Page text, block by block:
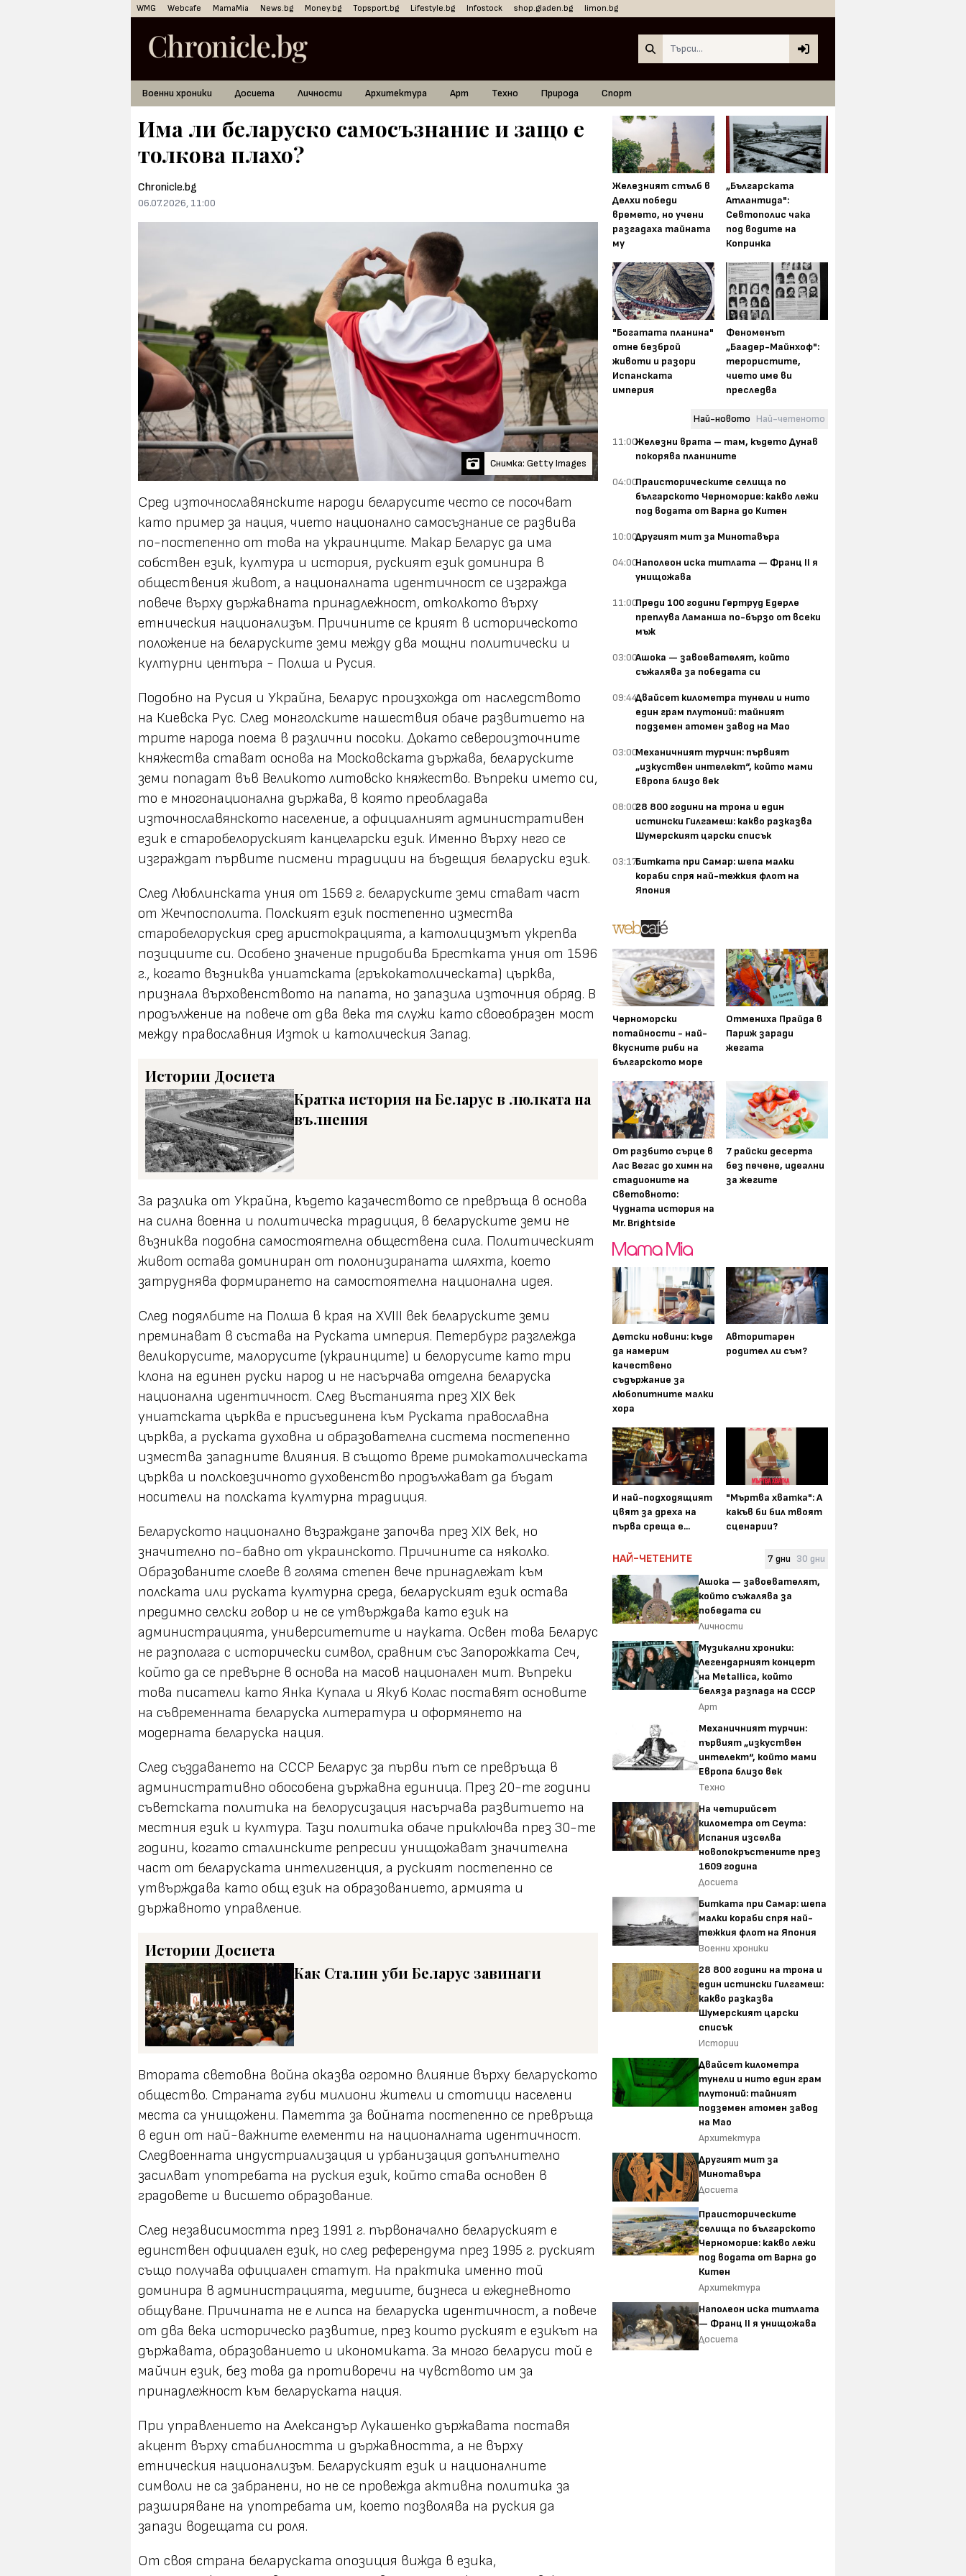
WMG Webcafe MamaMia News.bg Money.bg Topsport.bg Lifestyle.bg Infostock shop.gladen.bg limon.bg
Военни хроники Досиета Личности Архитектура Арт Техно Природа Спорт
Има ли беларуско самосъзнание и защо е
толкова плахо?
Chronicle.bg
06.07.2026, 11:00
Снимка: Getty Images
Сред източнославянските народи беларусите често се посочват
като пример за нация, чието национално самосъзнание се развива
по-постепенно от това на украинците. Макар Беларус да има
собствен език, култура и история, руският език доминира в
обществения живот, а националната идентичност се изгражда
повече върху държавната принадлежност, отколкото върху
етническия национализъм. Причините се крият в историческото
положение на беларуските земи между два мощни политически и
културни центъра - Полша и Русия.
Подобно на Русия и Украйна, Беларус произхожда от наследството
на Киевска Рус. След монголските нашествия обаче развитието на
трите народа поема в различни посоки. Докато североизточните
княжества стават основа на Московската държава, беларуските
земи попадат във Великото литовско княжество. Въпреки името си,
то е многонационална държава, в която преобладава
източнославянското население, а официалният административен
език е старобелоруският канцеларски език. Именно върху него се
изграждат първите писмени традиции на бъдещия беларуски език.
След Люблинската уния от 1569 г. беларуските земи стават част
от Жечпосполита. Полският език постепенно измества
старобелоруския сред аристокрацията, а католицизмът укрепва
позициите си. Особено значение придобива Брестката уния от 1596
г., когато възниква униатската (гръкокатолическата) църква,
признала върховенството на папата, но запазила източния обряд. В
продължение на повече от два века тя служи като своеобразен мост
между православния Изток и католическия Запад.
Истории Досиета
Кратка история на Беларус в люлката на
вълнения
За разлика от Украйна, където казачеството се превръща в основа
на силна военна и политическа традиция, в беларуските земи не
възниква подобна самостоятелна обществена сила. Политическият
живот остава доминиран от полонизираната шляхта, което
затруднява формирането на самостоятелна национална идея.
След подялбите на Полша в края на XVIII век беларуските земи
преминават в състава на Руската империя. Петербург разглежда
великорусите, малорусите (украинците) и белорусите като три
клона на единен руски народ и не насърчава отделна беларуска
национална идентичност. След въстанията през XIX век
униатската църква е присъединена към Руската православна
църква, а руската духовна и образователна система постепенно
измества западните влияния. В същото време римокатолическата
църква и полскоезичното духовенство продължават да бъдат
носители на полската културна традиция.
Беларуското национално възраждане започва през XIX век, но
значително по-бавно от украинското. Причините са няколко.
Образованите слоеве в голяма степен вече принадлежат към
полската или руската културна среда, беларуският език остава
предимно селски говор и не се утвърждава като език на
администрацията, университетите и науката. Освен това Беларус
не разполага с исторически символ, сравним със Запорожката Сеч,
който да се превърне в основа на масов национален мит. Въпреки
това писатели като Янка Купала и Якуб Колас поставят основите
на съвременната беларуска литература и оформянето на
модерната беларуска нация.
След създаването на СССР Беларус за първи път се превръща в
административно обособена държавна единица. През 20-те години
съветската политика на белорусизация насърчава развитието на
местния език и култура. Тази политика обаче приключва през 30-те
години, когато сталинските репресии унищожават значителна
част от беларуската интелигенция, а руският постепенно се
утвърждава като общ език на образованието, армията и
държавното управление.
Истории Досиета
Как Сталин уби Беларус завинаги
Втората световна война оказва огромно влияние върху беларуското
общество. Страната губи милиони жители и стотици населени
места са унищожени. Паметта за войната постепенно се превръща
в един от най-важните елементи на националната идентичност.
Следвоенната индустриализация и урбанизация допълнително
засилват употребата на руския език, който става основен в
градовете и висшето образование.
След независимостта през 1991 г. първоначално беларуският е
единствен официален език, но след референдума през 1995 г. руският
също получава официален статут. На практика именно той
доминира в администрацията, медиите, бизнеса и ежедневното
общуване. Причината не е липса на беларуска идентичност, а повече
от два века историческо развитие, през които руският е езикът на
държавата, образованието и икономиката. За много беларуси той е
майчин език, без това да противоречи на чувството им за
принадлежност към беларуската нация.
При управлението на Александър Лукашенко държавата поставя
акцент върху стабилността и държавността, а не върху
етническия национализъм. Беларуският език и националните
символи не са забранени, но не се провежда активна политика за
разширяване на употребата им, което позволява на руския да
запази водещата си роля.
От своя страна беларуската опозиция вижда в езика,
Железният стълб в
Делхи победи
времето, но учени
разгадаха тайната
му
„Българската
Атлантида":
Севтополис чака
под водите на
Копринка
"Богатата планина"
отне безброй
животи и разори
Испанската
империя
Феноменът
„Баадер-Майнхоф":
терористите,
чието име ви
преследва
Най-новото Най-четеното
11:00Железни врата – там, където Дунав
покорява планините
04:00Праисторическите селища по
българското Черноморие: какво лежи
под водата от Варна до Китен
10:00Другият мит за Минотавъра
04:00Наполеон иска титлата — Франц II я
унищожава
11:00Преди 100 години Гертруд Едерле
преплува Ламанша по-бързо от всеки
мъж
03:00Ашока — завоевателят, който
съжалява за победата си
09:44Двайсет километра тунели и нито
един грам плутоний: тайният
подземен атомен завод на Мао
03:00Механичният турчин: първият
„изкуствен интелект“, който мами
Европа близо век
08:0028 800 години на трона и един
истински Гилгамеш: какво разказва
Шумерският царски списък
03:17Битката при Самар: шепа малки
кораби спря най-тежкия флот на
Япония
Черноморски
потайности - най-
вкусните риби на
българското море
Отмениха Прайда в
Париж заради
жегата
От разбито сърце в
Лас Вегас до химн на
стадионите на
Световното:
Чудната история на
Mr. Brightside
7 райски десерта
без печене, идеални
за жегите
Детски новини: къде
да намерим
качествено
съдържание за
любопитните малки
хора
Авторитарен
родител ли съм?
И най-подходящият
цвят за дреха на
първа среща е...
"Мъртва хватка": А
какъв би бил твоят
сценарии?
НАЙ-ЧЕТЕНИТЕ 7 дни 30 дни
Ашока — завоевателят,
който съжалява за
победата си
Личности
Музикални хроники:
Легендарният концерт
на Metallica, който
беляза разпада на СССР
Арт
Механичният турчин:
първият „изкуствен
интелект“, който мами
Европа близо век
Техно
На четирийсет
километра от Сеута:
Испания изселва
новопокръстените през
1609 година
Досиета
Битката при Самар: шепа
малки кораби спря най-
тежкия флот на Япония
Военни хроники
28 800 години на трона и
един истински Гилгамеш:
какво разказва
Шумерският царски
списък
Истории
Двайсет километра
тунели и нито един грам
плутоний: тайният
подземен атомен завод
на Мао
Архитектура
Другият мит за
Минотавъра
Досиета
Праисторическите
селища по българското
Черноморие: какво лежи
под водата от Варна до
Китен
Архитектура
Наполеон иска титлата
— Франц II я унищожава
Досиета